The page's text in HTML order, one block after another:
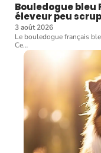
Bouledogue bleu
éleveur peu
3 août 2026
Le bouledogue français
Ce…